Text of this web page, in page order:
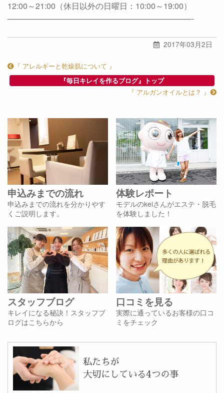
12:00～21:00（休日以外の日曜日：10:00～19:00）
———————————————————————-
2017年03月2日
『 アレルギーと乾燥肌について 』
『毎日キレイを作るブログ』トップ
『 アルガンオイルとは？ 』
申込みまでの流れ
申込みまでの流れを分かりやす
くご説明します。
体験レポート
モデルのkeiさんがエステ・脱毛
を体験しました！
スタッフブログ
キレイになる秘訣！スタッフブ
ログはこちらから
口コミを見る
実際に通っているお客様の口コ
ミをチェック
私たちが
大切にしている4つの事